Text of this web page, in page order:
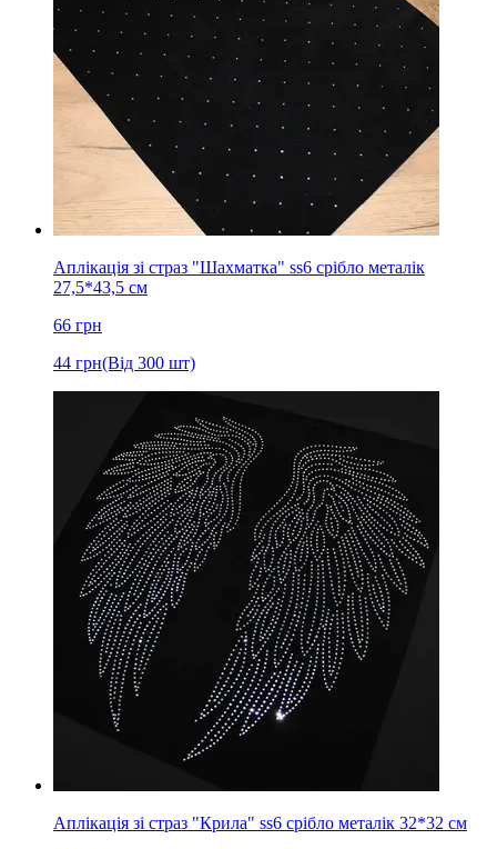
Аплікація зі страз "Шахматка" ss6 срібло металік
27,5*43,5 см
66 грн
44 грн(Від 300 шт)
Аплікація зі страз "Крила" ss6 срібло металік 32*32 см